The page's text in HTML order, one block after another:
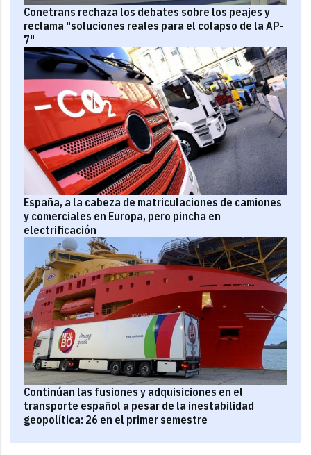
Conetrans rechaza los debates sobre los peajes y
reclama "soluciones reales para el colapso de la AP-
7"
España, a la cabeza de matriculaciones de camiones
y comerciales en Europa, pero pincha en
electrificación
Continúan las fusiones y adquisiciones en el
transporte español a pesar de la inestabilidad
geopolítica: 26 en el primer semestre